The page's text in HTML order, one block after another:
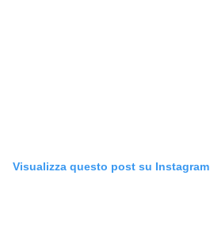
Visualizza questo post su Instagram